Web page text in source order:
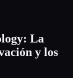
La
y los